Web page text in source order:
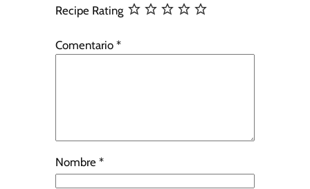
Recipe Rating
Comentario *
Nombre *